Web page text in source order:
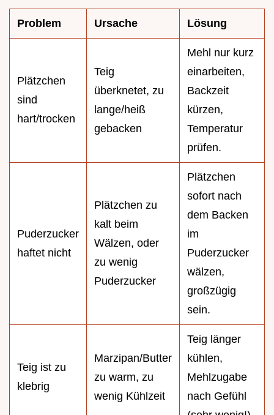
Problem Ursache Lösung
Plätzchen
sind
hart/trocken
Teig
überknetet, zu
lange/heiß
gebacken
Mehl nur kurz
einarbeiten,
Backzeit
kürzen,
Temperatur
prüfen.
Puderzucker
haftet nicht
Plätzchen zu
kalt beim
Wälzen, oder
zu wenig
Puderzucker
Plätzchen
sofort nach
dem Backen
im
Puderzucker
wälzen,
großzügig
sein.
Teig ist zu
klebrig
Marzipan/Butter
zu warm, zu
wenig Kühlzeit
Teig länger
kühlen,
Mehlzugabe
nach Gefühl